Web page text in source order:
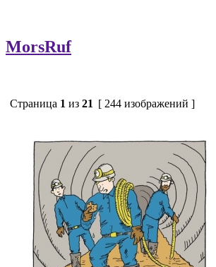
MorsRuf
Страница 1 из 21 [ 244 изображений ]